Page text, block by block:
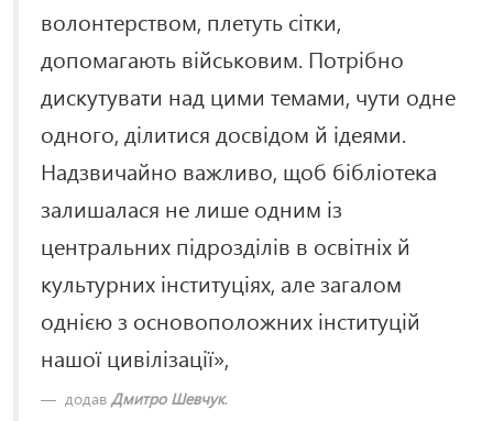
волонтерством, плетуть сітки,
допомагають військовим. Потрібно
дискутувати над цими темами, чути одне
одного, ділитися досвідом й ідеями.
Надзвичайно важливо, щоб бібліотека
залишалася не лише одним із
центральних підрозділів в освітніх й
культурних інституціях, але загалом
однією з основоположних інституцій
нашої цивілізації»,
додав Дмитро Шевчук.